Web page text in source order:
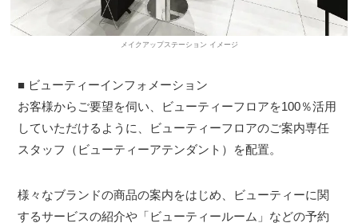
メイクアップステーション イメージ
■ ビューティーインフォメーション
お客様からご要望を伺い、ビューティーフロアを100％活用
していただけるように、ビューティーフロアのご案内専任
スタッフ（ビューティーアテンダント）を配置。
様々なブランドの商品の案内をはじめ、ビューティーに関
するサービスの紹介や「ビューティールーム」などの予約